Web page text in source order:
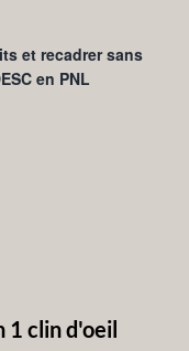
et recadrer sans
en PNL
1 clin d'oeil